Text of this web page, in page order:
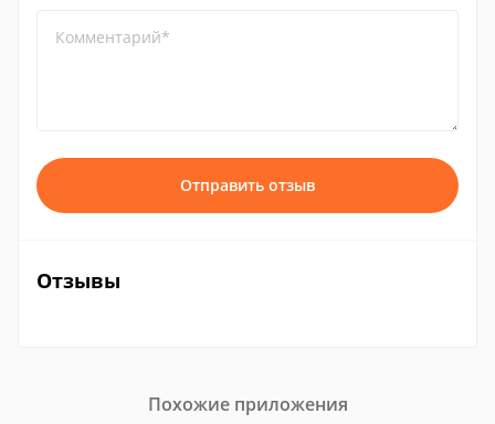
Комментарий*
Отправить отзыв
Отзывы
Похожие приложения